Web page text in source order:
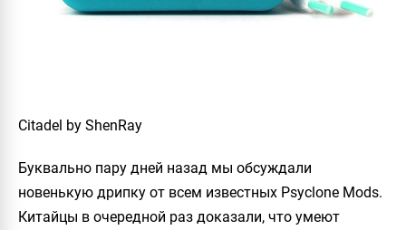
Citadel by ShenRay
Буквально пару дней назад мы обсуждали
новенькую дрипку от всем известных Psyclone Mods.
Китайцы в очередной раз доказали, что умеют